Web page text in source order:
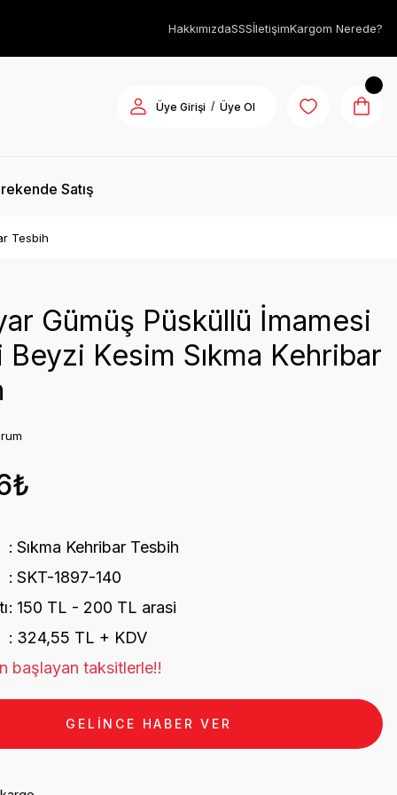
HakkımızdaSSSİletişimKargom Nerede?
Üye Girişi / Üye Ol
Satış
Tesbih
Gümüş Püsküllü İmamesi
Kesim Sıkma Kehribar
Sıkma Kehribar Tesbih
SKT-1897-140
150 TL - 200 TL arasi
324,55 TL + KDV
başlayan taksitlerle!!
GELİNCE HABER VER